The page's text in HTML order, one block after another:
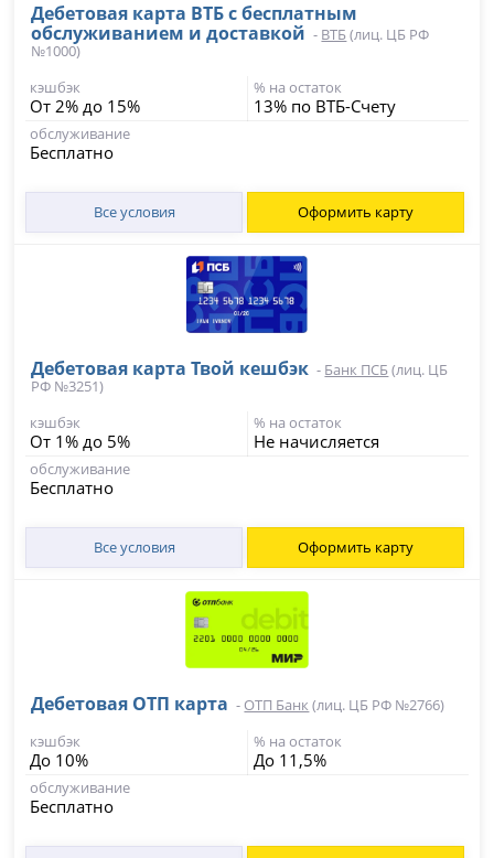
Дебетовая карта ВТБ с бесплатным
обслуживанием и доставкой - ВТБ(лиц. ЦБ РФ
№1000)
кэшбэк
От 2% до 15%
% на остаток
13% по ВТБ-Счету
обслуживание
Бесплатно
Все условия Оформить карту
Дебетовая карта Твой кешбэк - Банк ПСБ(лиц. ЦБ
РФ №3251)
кэшбэк
От 1% до 5%
% на остаток
Не начисляется
обслуживание
Бесплатно
Все условия Оформить карту
Дебетовая ОТП карта - ОТП Банк (лиц. ЦБ РФ №2766)
кэшбэк
До 10%
% на остаток
До 11,5%
обслуживание
Бесплатно